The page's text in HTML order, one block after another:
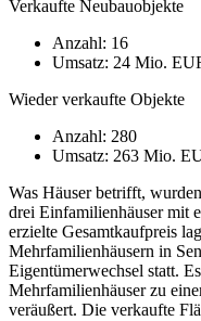
Verkaufte Neubauobjekte
Anzahl: 16
Umsatz: 24 Mio.
Wieder verkaufte Objekte
Anzahl: 280
Umsatz: 263 Mio.
Was Häuser betrifft,
drei Einfamilienhäuser mit
erzielte Gesamtkaufpreis
Mehrfamilienhäusern in
Eigentümerwechsel statt.
Mehrfamilienhäuser zu
veräußert. Die verkaufte